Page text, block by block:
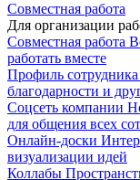
Совместная работа
Для организации
Совместная работа
работать вместе
Профиль сотрудника
благодарности и
Соцсеть компании
для общения всех
Онлайн-доски
визуализации идей
Коллабы